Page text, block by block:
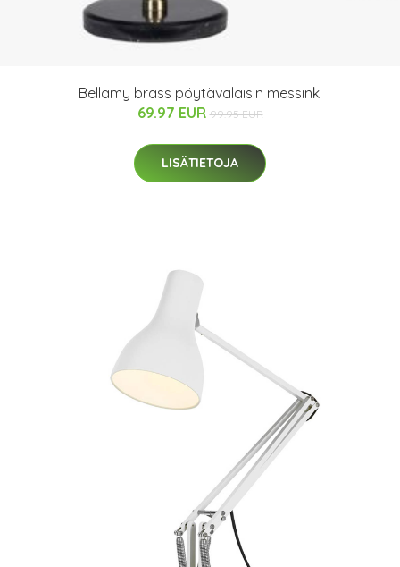
Bellamy brass pöytävalaisin messinki
69.97 EUR 99.95 EUR
LISÄTIETOJA